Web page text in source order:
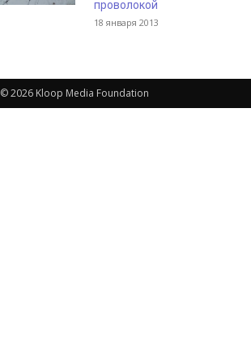
проволокой
18 января 2013
© 2026 Kloop Media Foundation